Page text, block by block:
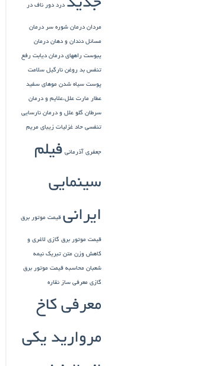
جدید درد دور ناف در
مردان درمان شوره سر درمان
مسائل دندان و دهان درمان
یبوست راههای درمان دیابت رفع
تنفس بد روغن نارگیل سلامت
پوست سیاه شدن موهای سفید
عطار مارت علل،علایم و درمان
سرطان گلو علل و درمان نارسایی
تنفسی حاد غزلیات زیبای مریم
جعفری آذرمانی فیلم
سینمایی
ایرانی قیمت موتور برق
قیمت موتور برق گازی لاغری و
کاهش وزن متن تبریک نیمه
شعبان محاسبه قیمت موتور برق
گازی معرفی ساز نقاره
معرفی کاخ
مروارید یکی